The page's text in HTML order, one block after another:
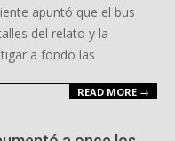
apuntó que el bus
del relato y la
a fondo las
READ MORE →